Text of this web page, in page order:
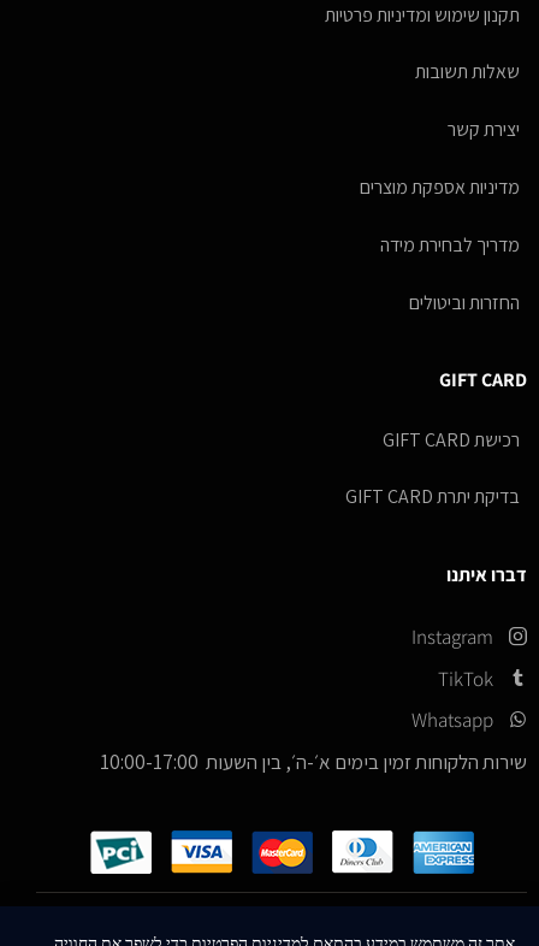
תקנון שימוש ומדיניות פרטיות
שאלות תשובות
יצירת קשר
מדיניות אספקת מוצרים
מדריך לבחירת מידה
החזרות וביטולים
GIFT CARD
רכישת GIFT CARD
בדיקת יתרת GIFT CARD
דברו איתנו
Instagram
TikTok
Whatsapp
שירות הלקוחות זמין בימים א׳-ה׳, בין השעות 10:00-17:00